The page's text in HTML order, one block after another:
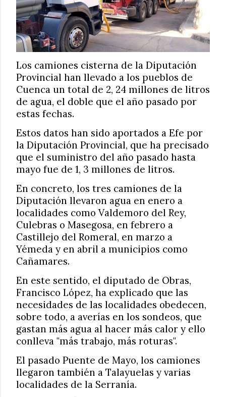
Los camiones cisterna de la Diputación
Provincial han llevado a los pueblos de
Cuenca un total de 2, 24 millones de litros
de agua, el doble que el año pasado por
estas fechas.
Estos datos han sido aportados a Efe por
la Diputación Provincial, que ha precisado
que el suministro del año pasado hasta
mayo fue de 1, 3 millones de litros.
En concreto, los tres camiones de la
Diputación llevaron agua en enero a
localidades como Valdemoro del Rey,
Culebras o Masegosa, en febrero a
Castillejo del Romeral, en marzo a
Yémeda y en abril a municipios como
Cañamares.
En este sentido, el diputado de Obras,
Francisco López, ha explicado que las
necesidades de las localidades obedecen,
sobre todo, a averías en los sondeos, que
gastan más agua al hacer más calor y ello
conlleva "más trabajo, más roturas".
El pasado Puente de Mayo, los camiones
llegaron también a Talayuelas y varias
localidades de la Serranía.